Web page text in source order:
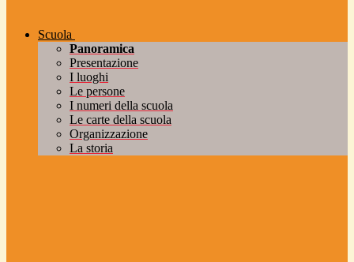
Scuola
Panoramica
Presentazione
I luoghi
Le persone
I numeri della scuola
Le carte della scuola
Organizzazione
La storia